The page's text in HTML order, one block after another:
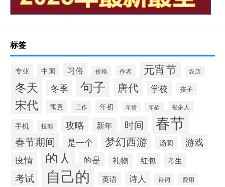
标签
专业 中国 习俗 价格 作者 元宵节 农历
冬天 冬季 句子 唐代 学校 孩子
宋代 寓意 工作 年初 年货 年龄 很多人
手机 技能 攻略 新年 时间 春节
春节期间 是一个 梦幻西游 汤圆
游戏
疫情
的人 的是 礼物 红包 考生
考试 自己的 英语 诗人 诗词 费用